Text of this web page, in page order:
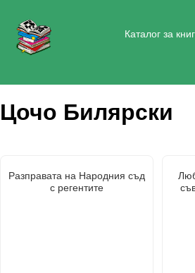
Каталог за
Цочо Билярски
Разправата на Народния съд
с регентите